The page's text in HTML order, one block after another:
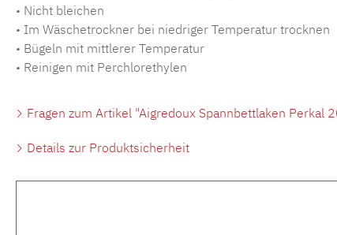
• Nicht bleichen
• Im Wäschetrockner bei niedriger Temperatur trocknen
• Bügeln mit mittlerer Temperatur
• Reinigen mit Perchlorethylen
Fragen zum Artikel "Aigredoux Spannbettlaken Perkal
Details zur Produktsicherheit